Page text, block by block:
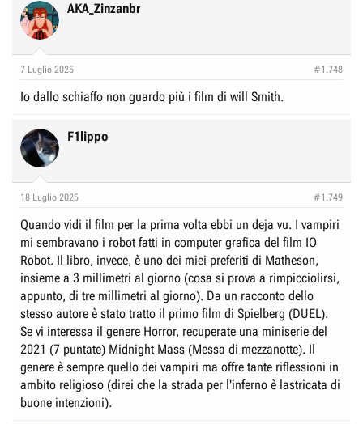
AKA_Zinzanbr
7 Luglio 2025 #1.748
Io dallo schiaffo non guardo più i film di will Smith.
F1lippo
18 Luglio 2025 #1.749
Quando vidi il film per la prima volta ebbi un deja vu. I vampiri
mi sembravano i robot fatti in computer grafica del film IO
Robot. Il libro, invece, è uno dei miei preferiti di Matheson,
insieme a 3 millimetri al giorno (cosa si prova a rimpicciolirsi,
appunto, di tre millimetri al giorno). Da un racconto dello
stesso autore è stato tratto il primo film di Spielberg (DUEL).
Se vi interessa il genere Horror, recuperate una miniserie del
2021 (7 puntate) Midnight Mass (Messa di mezzanotte). Il
genere è sempre quello dei vampiri ma offre tante riflessioni in
ambito religioso (direi che la strada per l'inferno è lastricata di
buone intenzioni).